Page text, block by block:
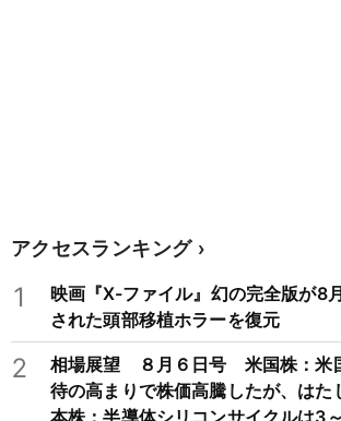
アクセスランキング
1
映画『X-ファイル』幻の完全版が8
された頭部移植ホラーを復元
2
相場展望 ８月６日号 米国株：米
待の高まりで株価高騰したが、は